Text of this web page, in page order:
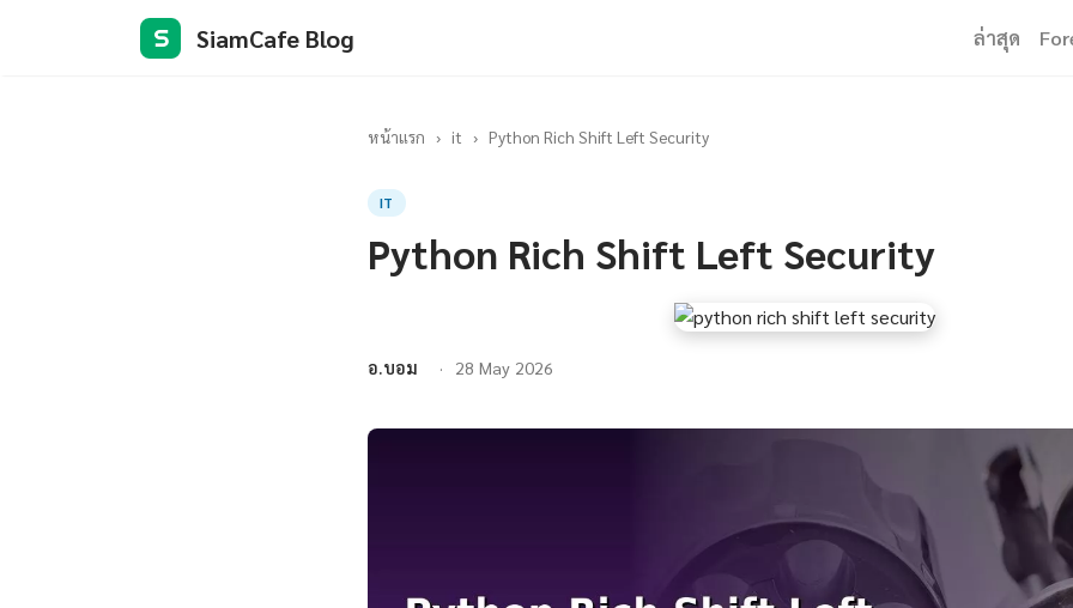
S SiamCafe Blog ล่าสุด
หน้าแรก › it › Python Rich Shift Left Security
IT
Python Rich Shift Left Security
อ.บอม 28 May 2026